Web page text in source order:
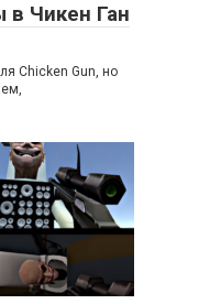
Чикен Ган
Chicken Gun, но